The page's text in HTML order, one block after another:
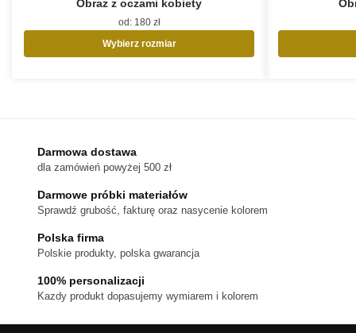
Obraz z oczami kobiety
od: 180 zł
Wybierz rozmiar
wybrać
stronie
produktu
Darmowa dostawa
dla zamówień powyżej 500 zł
Darmowe próbki materiałów
Sprawdź grubość, fakturę oraz nasycenie kolorem
Polska firma
Polskie produkty, polska gwarancja
100% personalizacji
Kazdy produkt dopasujemy wymiarem i kolorem